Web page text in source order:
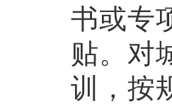
书或专
贴。对
训，按